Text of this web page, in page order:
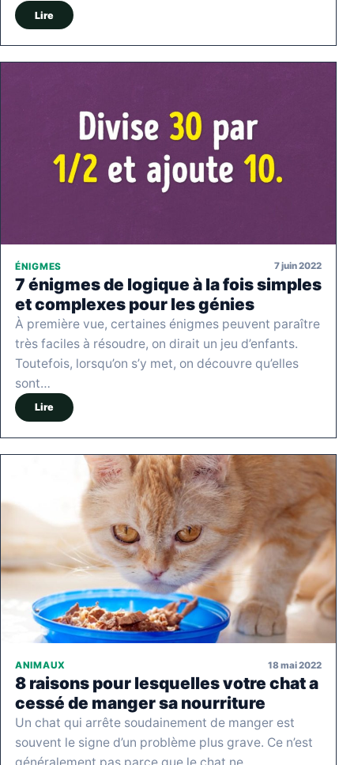
Lire
ÉNIGMES 7 juin 2022
7 énigmes de logique à la fois simples
et complexes pour les génies
À première vue, certaines énigmes peuvent paraître
très faciles à résoudre, on dirait un jeu d’enfants.
Toutefois, lorsqu’on s’y met, on découvre qu’elles
sont…
Lire
ANIMAUX 18 mai 2022
8 raisons pour lesquelles votre chat a
cessé de manger sa nourriture
Un chat qui arrête soudainement de manger est
souvent le signe d’un problème plus grave. Ce n’est